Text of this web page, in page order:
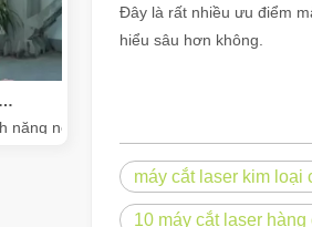
và các tính năng nổi bật của máy đánh dấu laser
năng nổi bật của máy đánh dấu laser
Đây là rất nhiều ưu điểm
hiểu sâu hơn không.
máy cắt laser kim loại
10 máy cắt laser hàng